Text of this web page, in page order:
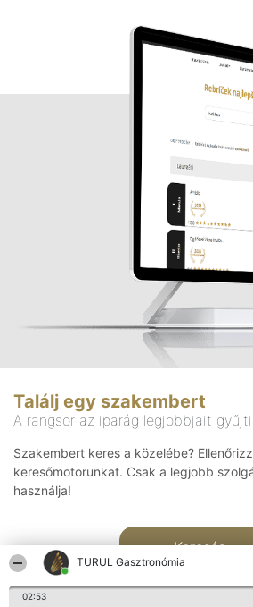
TURUL Gasztronómia
02:53
Találj egy szakembert
A rangsor az iparág legjobbjait
Szakembert keres a közelébe?
keresőmotorunkat. Csak a legjobb
használja!
Keresés